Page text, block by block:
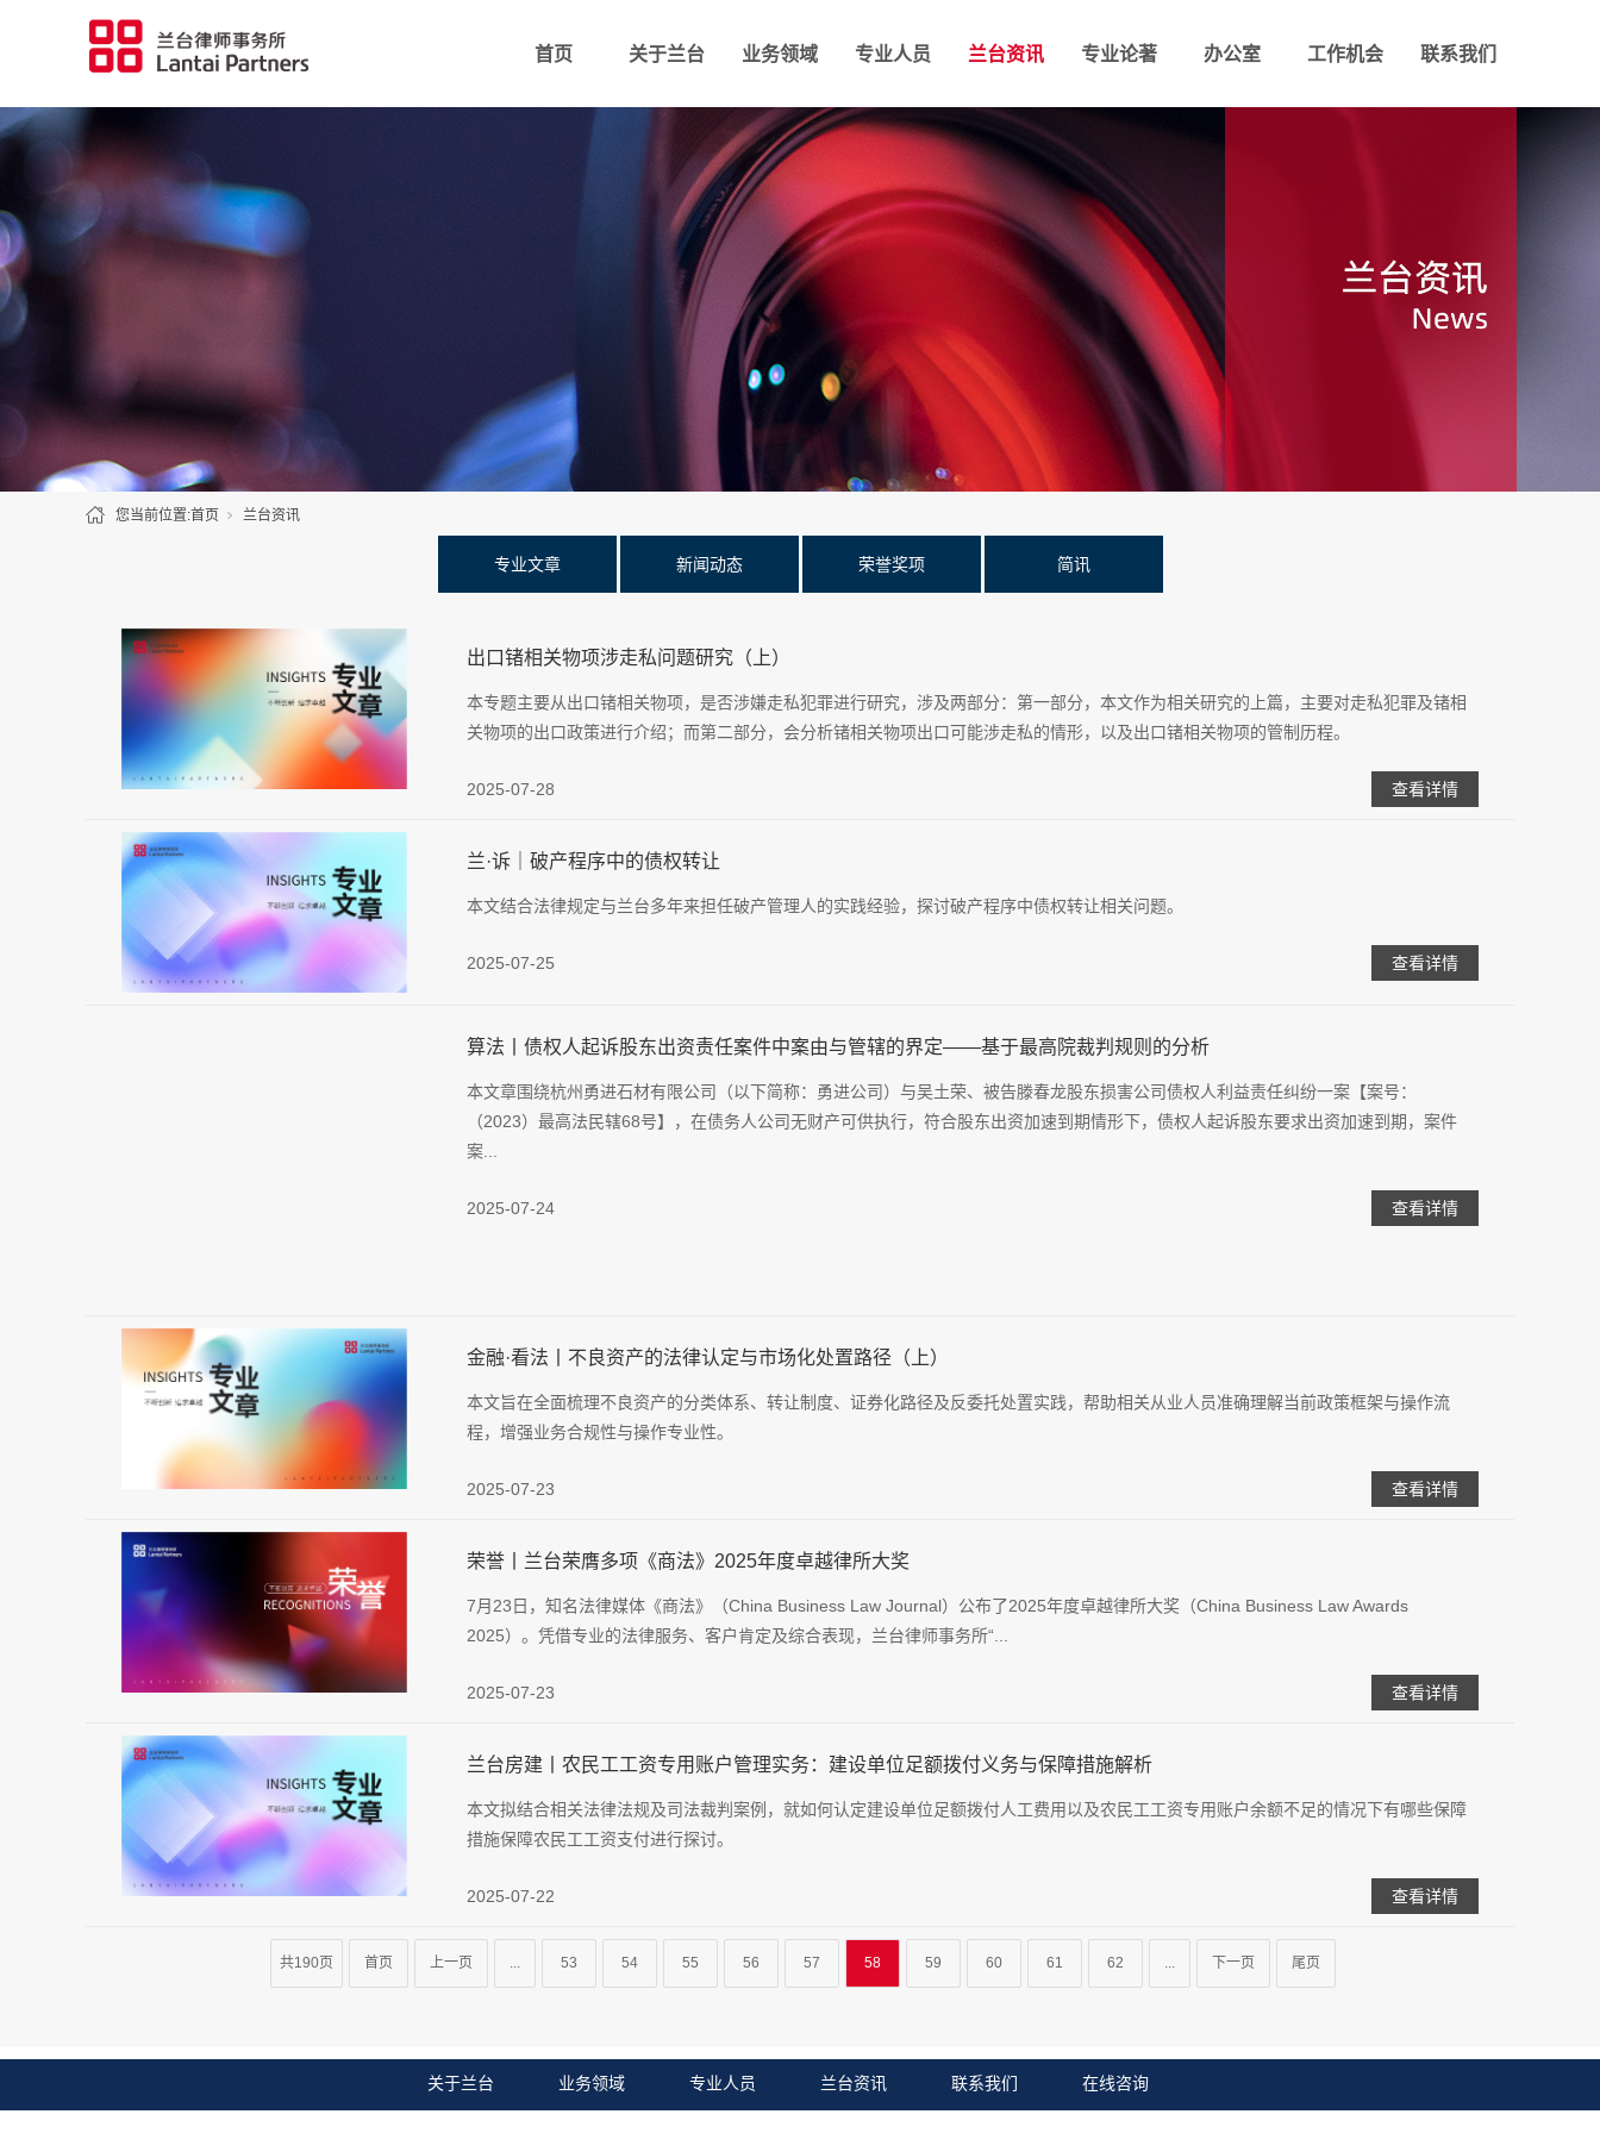
首页 关于兰台 业务领域 专业人员 兰台资讯 专业论著 办公室 工作机会 联系我们
您当前位置:首页 兰台资讯
专业文章 新闻动态 荣誉奖项 简讯
出口锗相关物项涉走私问题研究（上）
本专题主要从出口锗相关物项，是否涉嫌走私犯罪进行研究，涉及两部分：第一部分，本文作为相关研究的上篇，主要对走私犯罪及锗相
关物项的出口政策进行介绍；而第二部分，会分析锗相关物项出口可能涉走私的情形，以及出口锗相关物项的管制历程。
2025-07-28 查看详情
兰·诉｜破产程序中的债权转让
本文结合法律规定与兰台多年来担任破产管理人的实践经验，探讨破产程序中债权转让相关问题。
2025-07-25 查看详情
算法丨债权人起诉股东出资责任案件中案由与管辖的界定——基于最高院裁判规则的分析
本文章围绕杭州勇进石材有限公司（以下简称：勇进公司）与吴土荣、被告滕春龙股东损害公司债权人利益责任纠纷一案【案号：
（2023）最高法民辖68号】，在债务人公司无财产可供执行，符合股东出资加速到期情形下，债权人起诉股东要求出资加速到期，案件
案...
2025-07-24 查看详情
金融·看法丨不良资产的法律认定与市场化处置路径（上）
本文旨在全面梳理不良资产的分类体系、转让制度、证券化路径及反委托处置实践，帮助相关从业人员准确理解当前政策框架与操作流
程，增强业务合规性与操作专业性。
2025-07-23 查看详情
荣誉丨兰台荣膺多项《商法》2025年度卓越律所大奖
7月23日，知名法律媒体《商法》（China Business Law Journal）公布了2025年度卓越律所大奖（China Business Law Awards
2025）。凭借专业的法律服务、客户肯定及综合表现，兰台律师事务所“...
2025-07-23 查看详情
兰台房建丨农民工工资专用账户管理实务：建设单位足额拨付义务与保障措施解析
本文拟结合相关法律法规及司法裁判案例，就如何认定建设单位足额拨付人工费用以及农民工工资专用账户余额不足的情况下有哪些保障
措施保障农民工工资支付进行探讨。
2025-07-22 查看详情
共190页 首页 上一页 ... 53 54 55 56 57 58 59 60 61 62 ... 下一页 尾页
关于兰台 业务领域 专业人员 兰台资讯 联系我们 在线咨询